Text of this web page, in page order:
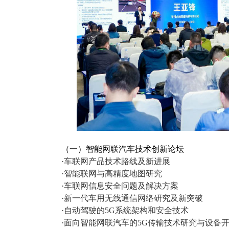
（一）智能网联汽车技术创新论坛
·车联网产品技术路线及新进展
·智能联网与高精度地图研究
·车联网信息安全问题及解决方案
·新一代车用无线通信网络研究及新突破
·自动驾驶的5G系统架构和安全技术
·面向智能网联汽车的5G传输技术研究与设备